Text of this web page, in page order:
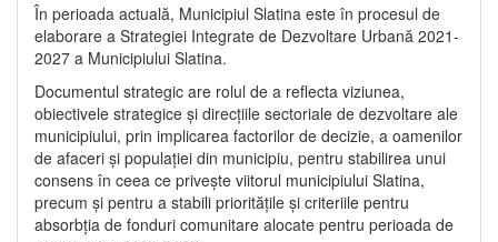
În perioada actuală, Municipiul Slatina este în procesul de
elaborare a Strategiei Integrate de Dezvoltare Urbană 2021‐
2027 a Municipiului Slatina.
Documentul strategic are rolul de a reflecta viziunea,
obiectivele strategice și direcțiile sectoriale de dezvoltare ale
municipiului, prin implicarea factorilor de decizie, a oamenilor
de afaceri și populației din municipiu, pentru stabilirea unui
consens în ceea ce privește viitorul municipiului Slatina,
precum și pentru a stabili prioritățile și criteriile pentru
absorbția de fonduri comunitare alocate pentru perioada de